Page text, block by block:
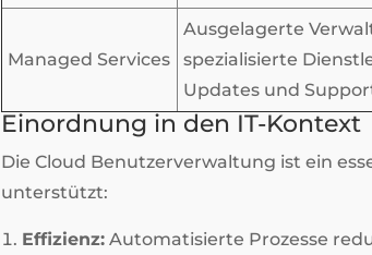
Managed Services
Ausgelagerte
spezialisierte
Updates und
Einordnung in den IT-Kontext
Die Cloud Benutzerverwaltung ist ein
unterstützt:
Effizienz:Automatisierte Prozesse